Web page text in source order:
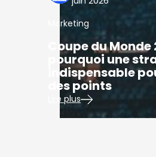
Marketing
Coupe du Monde
pourquoi une
indispensable
des points
Lire plus